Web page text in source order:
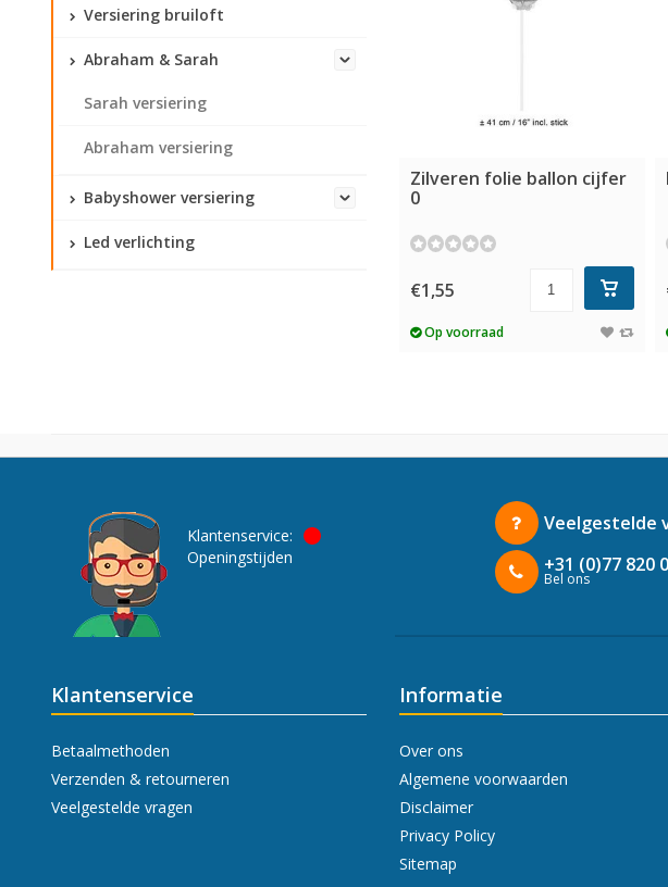
Versiering bruiloft
Abraham & Sarah
Sarah versiering
Abraham versiering
Babyshower versiering
Led verlichting
Zilveren folie ballon cijfer
0
€1,55
Op voorraad
Klantenservice:
Openingstijden
Veelgestelde
+31 (0)77 820
Bel ons
Klantenservice
Betaalmethoden
Verzenden & retourneren
Veelgestelde vragen
Informatie
Over ons
Algemene voorwaarden
Disclaimer
Privacy Policy
Sitemap